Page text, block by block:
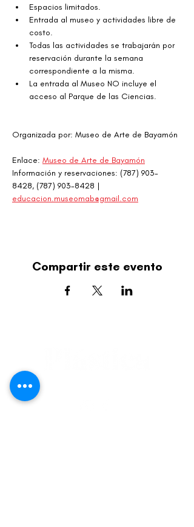
Espacios limitados.
Entrada al museo y actividades libre de
costo.
Todas las actividades se trabajarán por
reservación durante la semana
correspondiente a la misma.
La entrada al Museo NO incluye el
acceso al Parque de las Ciencias.
Organizada por: Museo de Arte de Bayamón
Enlace: Museo de Arte de Bayamón
Información y reservaciones: (787) 903-
8428, (787) 903-8428 |
educacion.museomab@gmail.com
Compartir este evento